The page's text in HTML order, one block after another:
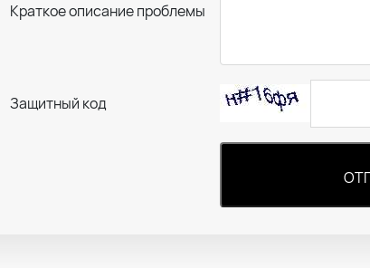
Краткое описание проблемы
Защитный код